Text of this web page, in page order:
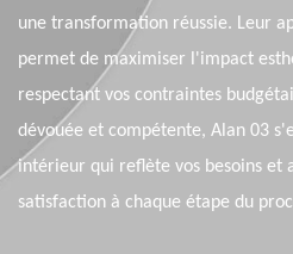
une transformation réussie. Leur
permet de maximiser l'impact
respectant vos contraintes
dévouée et compétente, Alan 03
intérieur qui reflète vos besoins et
satisfaction à chaque étape du